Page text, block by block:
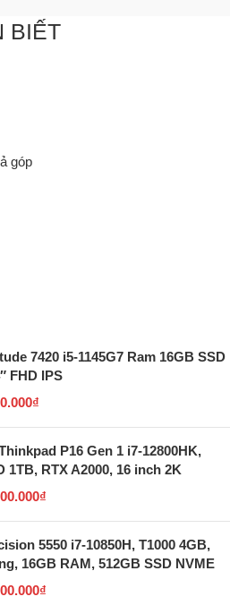
BIẾT
góp
7420 i5-1145G7 Ram 16GB SSD
FHD IPS
₫
P16 Gen 1 i7-12800HK,
1TB, RTX A2000, 16 inch 2K
₫
5550 i7-10850H, T1000 4GB,
16GB RAM, 512GB SSD NVME
₫